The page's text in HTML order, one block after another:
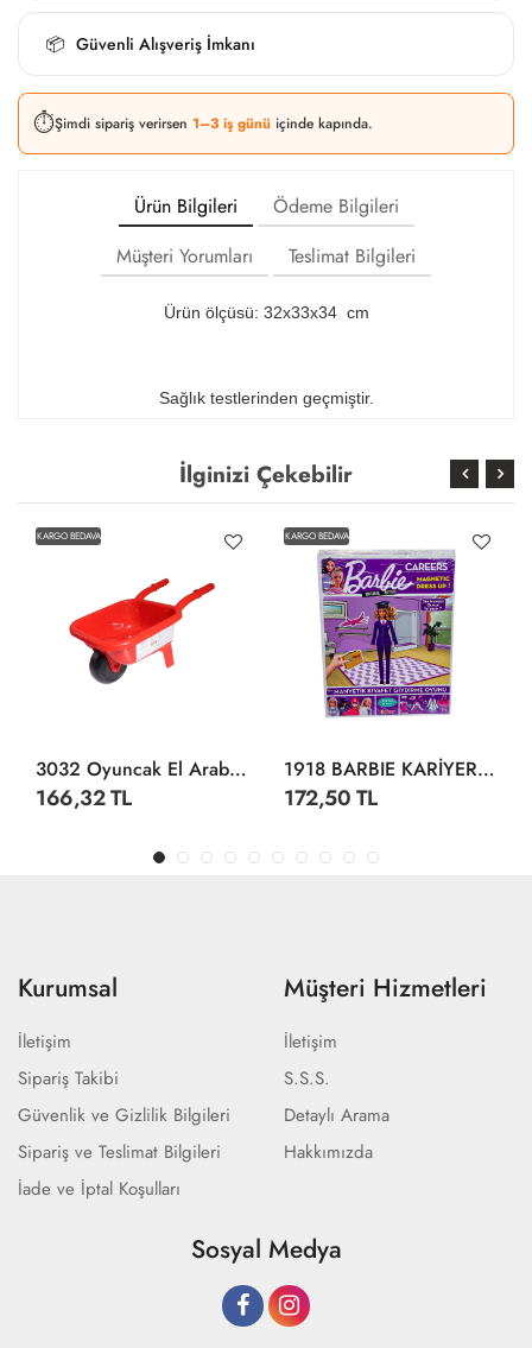
📦 Güvenli Alışveriş İmkanı
⏱️Şimdi sipariş verirsen 1–3 iş günü içinde kapında.
Ürün Bilgileri
Ödeme Bilgileri
Müşteri Yorumları
Teslimat Bilgileri
Ürün ölçüsü: 32x33x34 cm
Sağlık testlerinden geçmiştir.
İlginizi Çekebilir
KARGO BEDAVA
3032 Oyuncak El Arabası -Dolu
166,32 TL
KARGO BEDAVA
1918 BARBIE KARİYER KIYAFET GİYDİRME
172,50 TL
Kurumsal
İletişim
Sipariş Takibi
Güvenlik ve Gizlilik Bilgileri
Sipariş ve Teslimat Bilgileri
İade ve İptal Koşulları
Müşteri Hizmetleri
İletişim
S.S.S.
Detaylı Arama
Hakkımızda
Sosyal Medya